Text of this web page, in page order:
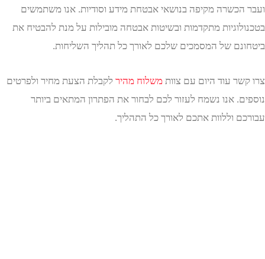
מקיפה בנושאי אבטחת מידע וסודיות. אנו משתמשים
מתקדמות ובשיטות אבטחה מובילות על מנת להבטיח את
של המסמכים שלכם לאורך כל תהליך השליחות.
עוד היום עם צוות משלוח מהיר לקבלת הצעת מחיר ולפרטים
אנו נשמח לעזור לכם לבחור את הפתרון המתאים ביותר
וללוות אתכם לאורך כל התהליך.